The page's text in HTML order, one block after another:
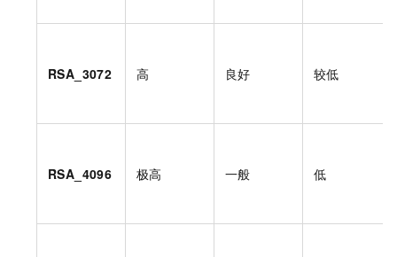
RSA_3072 高 良好 较低
RSA_4096 极高 一般 低